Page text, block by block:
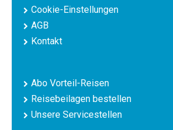
Cookie-Einstellungen
AGB
Kontakt
Abo Vorteil-Reisen
Reisebeilagen bestellen
Unsere Servicestellen